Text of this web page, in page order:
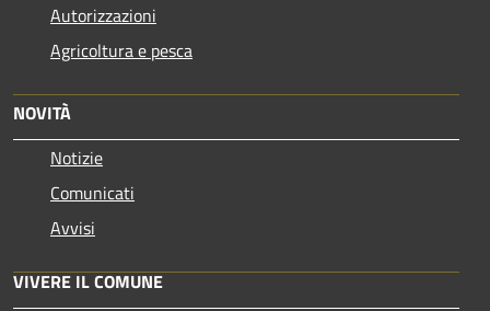
Autorizzazioni
Agricoltura e pesca
NOVITÀ
Notizie
Comunicati
Avvisi
VIVERE IL COMUNE